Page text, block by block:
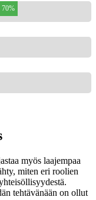
70%
myös laajempaa
miten eri roolien
tehtävänään on ollut